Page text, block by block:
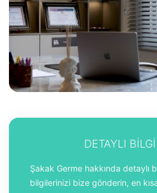
DETAYLI
Şakak Germe hakkında detaylı
bilgilerinizi bize gönderin, en